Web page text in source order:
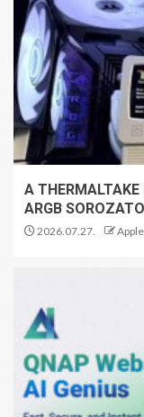
A
ARGB
2026.07.27.